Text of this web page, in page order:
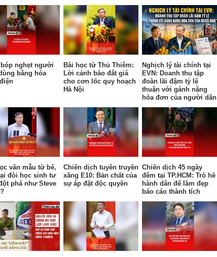
bóp nghẹt người
bằng hóa
Bài học từ Thủ Thiêm:
Lời cảnh báo đắt giá
cho cơn lốc quy hoạch
Hà Nội
Nghịch lý tài chính tại
EVN: Doanh thu tập
đoàn lãi đậm tỷ lệ
thuận với gánh nặng
hóa đơn của người dân
văn mẫu từ bé,
đòi học sinh tư
phá như Steve
Chiến dịch tuyên truyền
xăng E10: Bản chất của
sự áp đặt độc quyền
Chiến dịch 45 ngày
đêm tại TP.HCM: Trò hề
hành dân để làm đẹp
báo cáo thành tích